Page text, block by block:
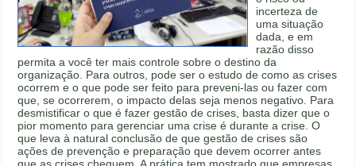
incerteza de
uma situação
dada, e em
razão disso
permita a você ter mais controle sobre o destino da
organização. Para outros, pode ser o estudo de como as crises
ocorrem e o que pode ser feito para preveni-las ou fazer com
que, se ocorrerem, o impacto delas seja menos negativo. Para
desmistificar o que é fazer gestão de crises, basta dizer que o
pior momento para gerenciar uma crise é durante a crise. O
que leva à natural conclusão de que gestão de crises são
ações de prevenção e preparação que devem ocorrer antes